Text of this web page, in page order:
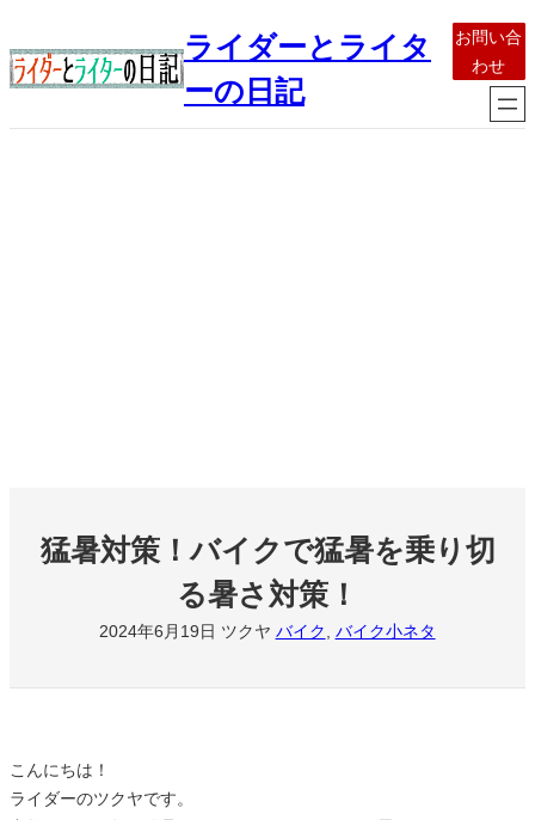
容
を
ライダーとライタ
ーの日記
お問い合
わせ
猛暑対策！バイクで猛暑を乗り切
る暑さ対策！
2024年6月19日 ツクヤ バイク, バイク小ネタ
こんにちは！
ライダーのツクヤです。